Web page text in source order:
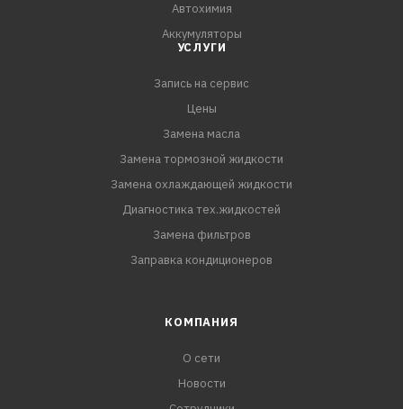
Автохимия
Аккумуляторы
УСЛУГИ
Запись на сервис
Цены
Замена масла
Замена тормозной жидкости
Замена охлаждающей жидкости
Диагностика тех.жидкостей
Замена фильтров
Заправка кондиционеров
КОМПАНИЯ
О сети
Новости